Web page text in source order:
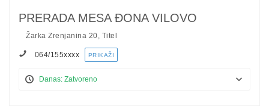
PRERADA MESA ĐONA VILOVO
Žarka Zrenjanina 20, Titel
064/155xxxx PRIKAŽI
Danas: Zatvoreno